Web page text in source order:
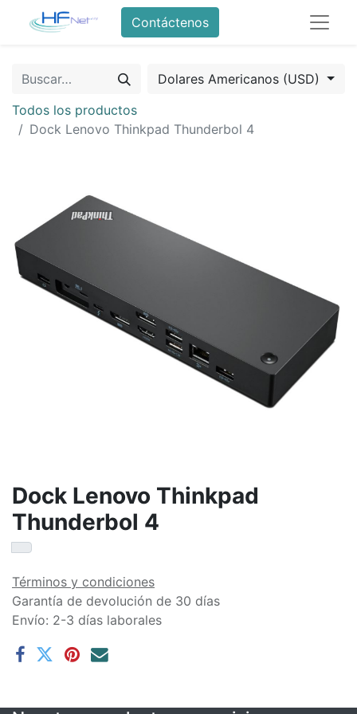
Contáctenos
Dolares Americanos (USD)
Todos los productos
Dock Lenovo Thinkpad Thunderbol 4
Dock Lenovo Thinkpad
Thunderbol 4
Términos y condiciones
Garantía de devolución de 30 días
Envío: 2-3 días laborales